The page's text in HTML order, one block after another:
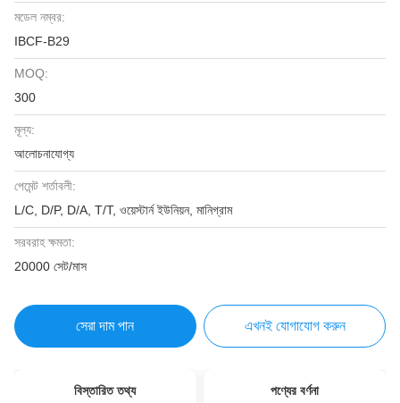
মডেল নম্বর:
IBCF-B29
MOQ:
300
মূল্য:
আলোচনাযোগ্য
পেমেন্ট শর্তাবলী:
L/C, D/P, D/A, T/T, ওয়েস্টার্ন ইউনিয়ন, মানিগ্রাম
সরবরাহ ক্ষমতা:
20000 সেট/মাস
সেরা দাম পান এখনই যোগাযোগ করুন
বিস্তারিত তথ্য পণ্যের বর্ণনা